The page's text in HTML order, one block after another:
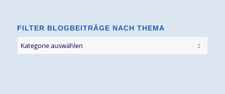
FILTER BLOGBEITRÄGE NACH THEMA
Blogbeiträge